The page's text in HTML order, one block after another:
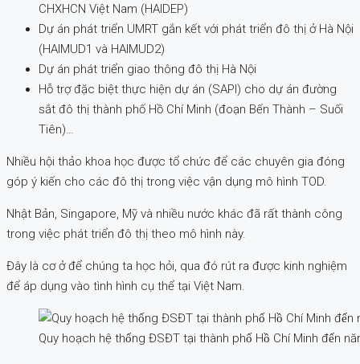
CHXHCN Việt Nam (HAIDEP)
Dự án phát triển UMRT gắn kết với phát triển đô thị ở Hà Nội
(HAIMUD1 và HAIMUD2)
Dự án phát triển giao thông đô thị Hà Nội
Hỗ trợ đặc biệt thực hiện dự án (SAPI) cho dự án đường
sắt đô thị thành phố Hồ Chí Minh (đoạn Bến Thành – Suối
Tiên)…
Nhiều hội thảo khoa học được tổ chức để các chuyên gia đóng
góp ý kiến cho các đô thị trong việc vận dụng mô hình TOD.
Nhật Bản, Singapore, Mỹ và nhiều nước khác đã rất thành công
trong việc phát triển đô thị theo mô hình này.
Đây là cơ ở để chúng ta học hỏi, qua đó rút ra được kinh nghiệm
để áp dụng vào tình hình cụ thể tại Việt Nam.
Quy hoạch hệ thống ĐSĐT tại thành phố Hồ Chí Minh đến